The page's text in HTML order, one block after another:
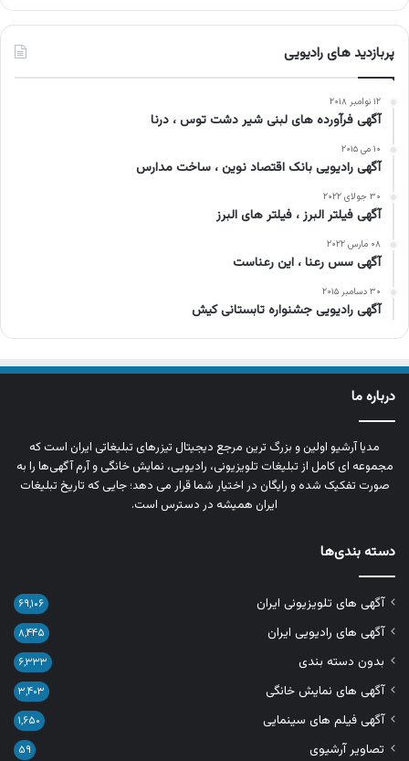
پربازدید های رادیویی
۱۲ نوامبر ۲۰۱۸
آگهی فرآورده های لبنی شیر دشت توس ، درنا
۱۰ می ۲۰۱۵
آگهی رادیویی بانک اقتصاد نوین ، ساخت مدارس
۳۰ جولای ۲۰۲۲
آگهی فیلتر البرز ، فیلتر های البرز
۰۸ مارس ۲۰۲۲
آگهی سس رعنا ، این رعناست
۳۰ دسامبر ۲۰۱۵
آگهی رادیویی جشنواره تابستانی کیش
درباره ما
مدیا آرشیو اولین و بزرگ‌ ترین مرجع دیجیتال تیزرهای تبلیغاتی ایران است که
مجموعه‌ ای کامل از تبلیغات تلویزیونی، رادیویی، نمایش خانگی و آرم‌ آگهی‌ها را به‌
صورت تفکیک‌ شده و رایگان در اختیار شما قرار می‌ دهد؛ جایی که تاریخ تبلیغات
ایران همیشه در دسترس است.
دسته بندی‌ها
آگهی های تلویزیونی ایران ۶۹,۱۰۶
آگهی های رادیویی ایران ۸,۴۴۵
بدون دسته بندی ۶,۳۳۳
آگهی های نمایش خانگی ۳,۴۰۳
آگهی فیلم های سینمایی ۱,۶۵۰
تصاویر آرشیوی ۵۹